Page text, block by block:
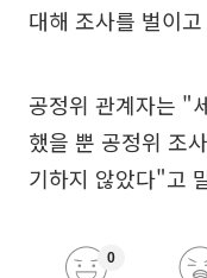
대해 조사를 벌이
공정위 관계자는 "
했을 뿐 공정위 조
기하지 않았다"고
0